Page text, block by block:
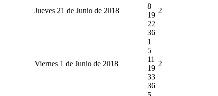
Jueves 21 de Junio de 2018
8
19
22
36
2
Viernes 1 de Junio de 2018
1
5
11
19
33
36
2